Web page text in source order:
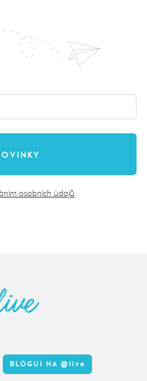
osobních údajů.
BLOGUJ NA @live